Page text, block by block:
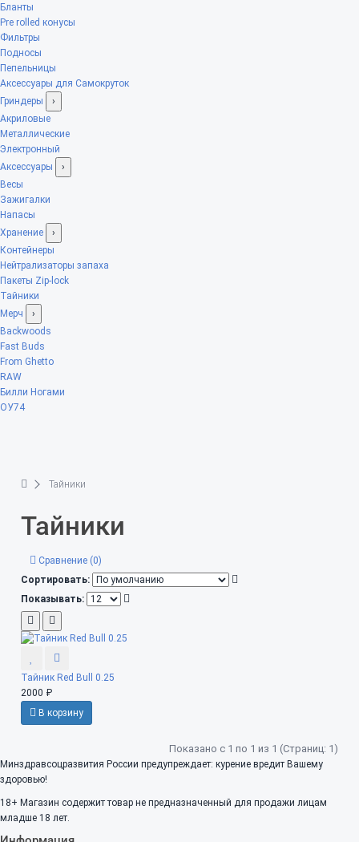
Бланты
Pre rolled конусы
Фильтры
Подносы
Пепельницы
Аксессуары для Самокруток
Гриндеры
›
Акриловые
Металлические
Электронный
Аксессуары
›
Весы
Зажигалки
Напасы
Хранение
›
Контейнеры
Нейтрализаторы запаха
Пакеты Zip-lock
Тайники
Мерч
›
Backwoods
Fast Buds
From Ghetto
RAW
Билли Ногами
ОУ74
Тайники
Тайники
Сравнение (0)
Сортировать:
Показывать:
Тайник Red Bull 0.25
2000 ₽
В корзину
Показано с 1 по 1 из 1 (Страниц: 1)
Минздравсоцразвития России предупреждает: курение вредит Вашему
здоровью!
18+ Магазин содержит товар не предназначенный для продажи лицам
младше 18 лет.